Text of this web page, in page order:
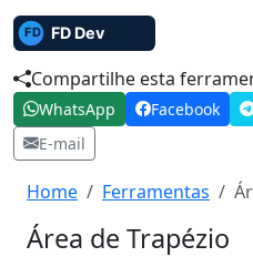
Compartilhe esta
WhatsApp Facebook
E-mail
Home Ferramentas
Área de Trapézio